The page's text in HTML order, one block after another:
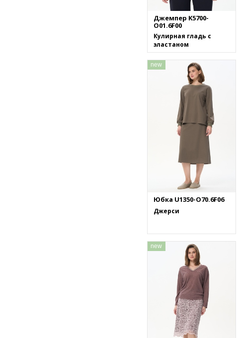
Джемпер K5700-
O01.6F00
Кулирная гладь с
эластаном
new
Юбка U1350-O70.6F06
Джерси
new